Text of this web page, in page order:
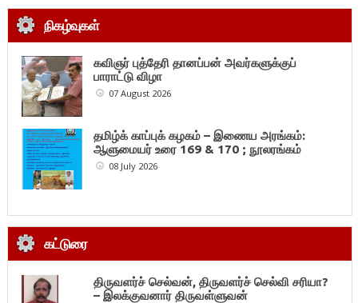
நிகழ்வுகள்
கவிஞர் புத்தேரி தானப்பன் அவர்களுக்குப்
பாராட்டு விழா
07 August 2026
தமிழ்க் காப்புக் கழகம் – இணைய அரங்கம்:
ஆளுமையர் உரை 169 & 170 ; நூலரங்கம்
08 July 2026
கட்டுரை
திருவளர்ச் செல்வன், திருவளர்ச் செல்வி சரியா?
– இலக்குவனார் திருவள்ளுவன்